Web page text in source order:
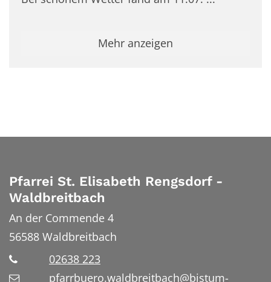
Mehr anzeigen
Pfarrei St. Elisabeth Rengsdorf -
Waldbreitbach
An der Commende 4
56588 Waldbreitbach
02638 223
pfarrbuero.waldbreitbach@bistum-